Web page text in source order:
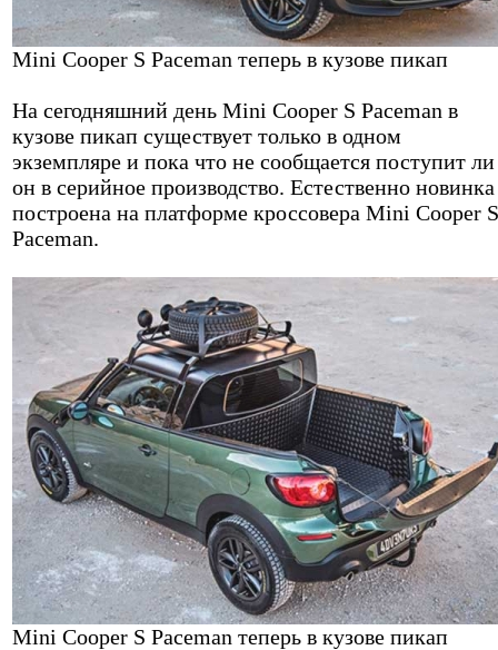
Mini Cooper S Paceman теперь в кузове пикап
На сегодняшний день Mini Cooper S Paceman в
кузове пикап существует только в одном
экземпляре и пока что не сообщается поступит ли
он в серийное производство. Естественно новинка
построена на платформе кроссовера Mini Cooper S
Paceman.
Mini Cooper S Paceman теперь в кузове пикап